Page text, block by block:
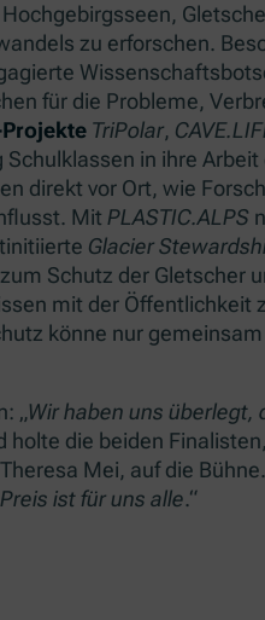
zu erforschen.
für die Probleme,
TriPolar,
in ihre Arbeit
direkt vor Ort, wie
Mit PLASTIC.ALPS
Glacier
Schutz der Gletscher
mit der Öffentlichkeit
könne nur
„Wir haben uns überlegt,
holte die beiden
Mei, auf die Bühne.
ist für uns alle.“